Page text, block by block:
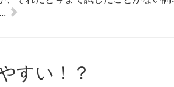
すい！？